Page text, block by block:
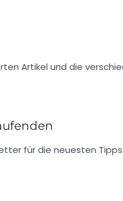
Artikel und die
für die neuesten